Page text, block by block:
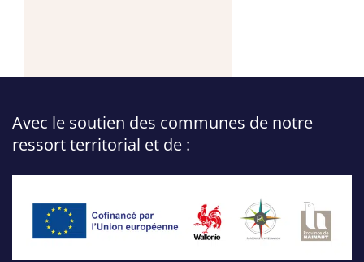
Avec le soutien des communes de notre
ressort territorial et de :